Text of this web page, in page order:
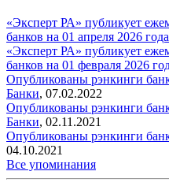
«Эксперт РА» публикует
банков на 01 апреля 2026 года
«Эксперт РА» публикует
банков на 01 февраля 2026
Опубликованы рэнкинги
Банки, 07.02.2022
Опубликованы рэнкинги
Банки, 02.11.2021
Опубликованы рэнкинги
04.10.2021
Все упоминания